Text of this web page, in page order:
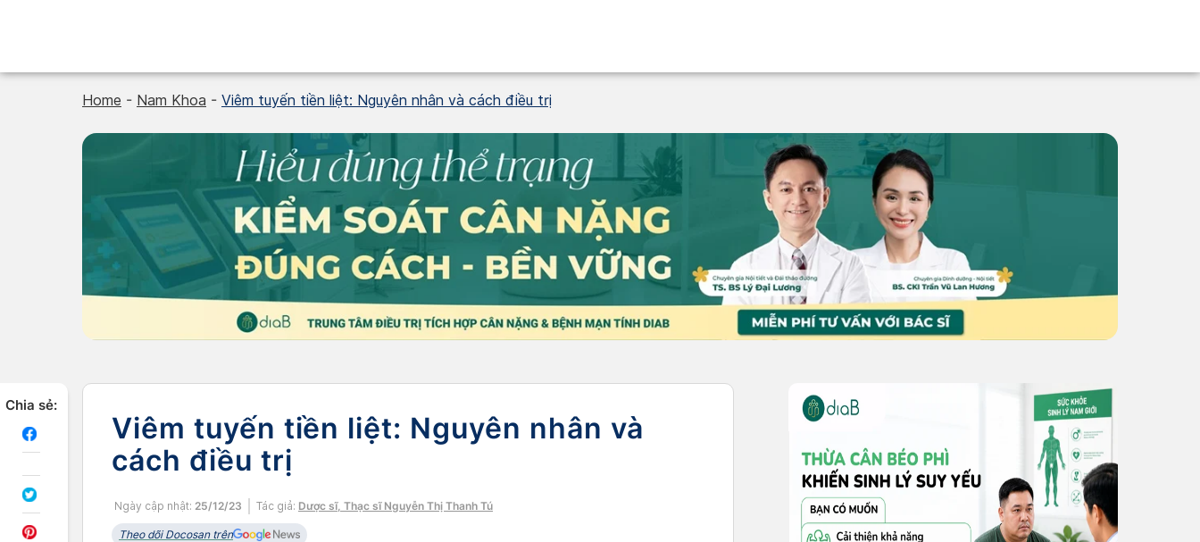
Home - Nam Khoa - Viêm tuyến tiền liệt: Nguyên nhân và cách điều trị
Chia sẻ:
Viêm tuyến tiền liệt: Nguyên nhân và
cách điều trị
Ngày cập nhật: 25/12/23 Tác giả: Dược sĩ, Thạc sĩ Nguyễn Thị Thanh Tú
Theo dõi Docosan trên